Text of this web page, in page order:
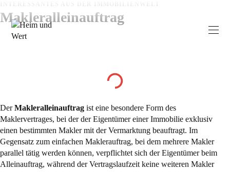
Zum
Inhalt
springen
INTERESSANTES AUS DER IMMOBILIENWELT
Makleralleinauftrag
DerMakleralleinauftrag ist eine besondere Form des
Maklervertrages, bei der der Eigentümer einer Immobilie exklusiv
einen bestimmten Makler mit der Vermarktung beauftragt. Im
Gegensatz zum einfachen Maklerauftrag, bei dem mehrere Makler
parallel tätig werden können, verpflichtet sich der Eigentümer beim
Alleinauftrag, während der Vertragslaufzeit keine weiteren Makler